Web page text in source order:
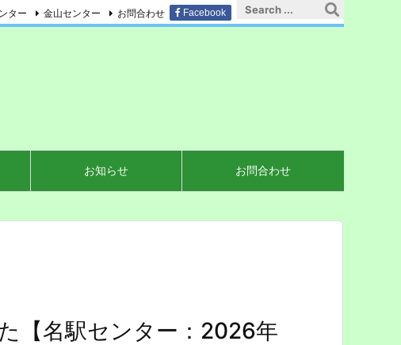
お知らせ お問合わせ
ター 金山センター お問合わせ Facebook
【名駅センター：2026年